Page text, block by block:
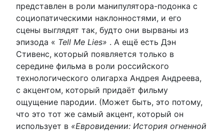
представлен в роли манипулятора-подонка с
социопатическими наклонностями, и его
сцены выглядят так, будто они вырваны из
эпизода « Tell Me Lies» . А ещё есть Дэн
Стивенс, который появляется только в
середине фильма в роли российского
технологического олигарха Андрея Андреева,
с акцентом, который придаёт фильму
ощущение пародии. (Может быть, это потому,
что это тот же самый акцент, который он
использует в «Евровидении: История огненной